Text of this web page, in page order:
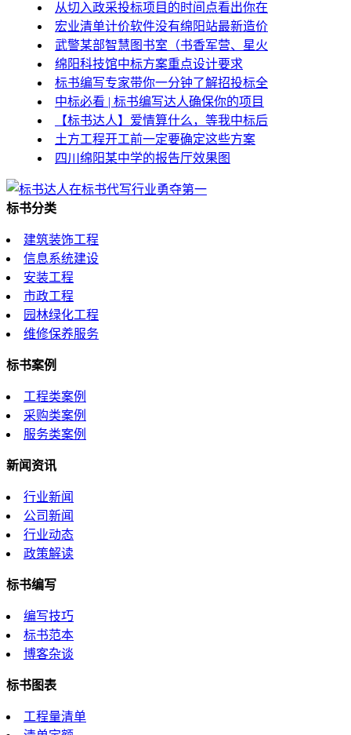
从切入政采投标项目的时间点看出你在
宏业清单计价软件没有绵阳站最新造价
武警某部智慧图书室（书香军营、星火
绵阳科技馆中标方案重点设计要求
标书编写专家带你一分钟了解招投标全
中标必看 | 标书编写达人确保你的项目
【标书达人】爱情算什么，等我中标后
土方工程开工前一定要确定这些方案
四川绵阳某中学的报告厅效果图
标书分类
建筑装饰工程
信息系统建设
安装工程
市政工程
园林绿化工程
维修保养服务
标书案例
工程类案例
采购类案例
服务类案例
新闻资讯
行业新闻
公司新闻
行业动态
政策解读
标书编写
编写技巧
标书范本
博客杂谈
标书图表
工程量清单